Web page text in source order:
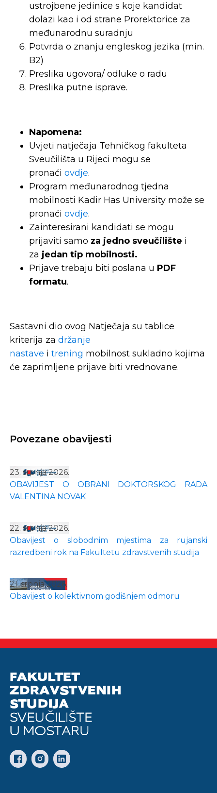
ustrojbene jedinice s koje kandidat
dolazi kao i od strane Prorektorice za
međunarodnu suradnju
Potvrda o znanju engleskog jezika (min.
B2)
Preslika ugovora/ odluke o radu
Preslika putne isprave.
Napomena:
Uvjeti natječaja Tehničkog fakulteta
Sveučilišta u Rijeci mogu se
pronaći ovdje.
Program međunarodnog tjedna
mobilnosti Kadir Has University može se
pronaći ovdje.
Zainteresirani kandidati se mogu
prijaviti samo za jedno sveučilište i
za jedan tip mobilnosti.
Prijave trebaju biti poslana u PDF
formatu.
Sastavni dio ovog Natječaja su tablice
kriterija za držanje
nastave i trening mobilnost sukladno kojima
će zaprimljene prijave biti vrednovane.
Povezane obavijesti
23. srpnja 2026.
OBAVIJEST O OBRANI DOKTORSKOG RADA
VALENTINA NOVAK
22. srpnja 2026.
Obavijest o slobodnim mjestima za rujanski
razredbeni rok na Fakultetu zdravstvenih studija
21. srpnja 2026.
Obavijest o kolektivnom godišnjem odmoru